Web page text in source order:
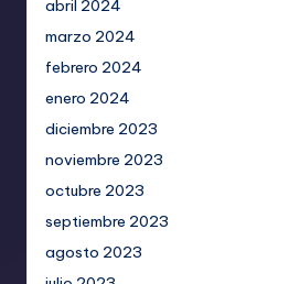
abril 2024
marzo 2024
febrero 2024
enero 2024
diciembre 2023
noviembre 2023
octubre 2023
septiembre 2023
agosto 2023